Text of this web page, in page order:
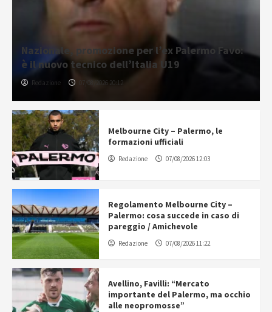
Nazionale, promozione per l’ex Palermo Favo:
è il nuovo tecnico dell’Italia U19
Redazione 07/08/2026 20:12
Melbourne City – Palermo, le
formazioni ufficiali
Redazione 07/08/2026 12:03
Regolamento Melbourne City –
Palermo: cosa succede in caso di
pareggio / Amichevole
Redazione 07/08/2026 11:22
Avellino, Favilli: “Mercato
importante del Palermo, ma occhio
alle neopromosse”